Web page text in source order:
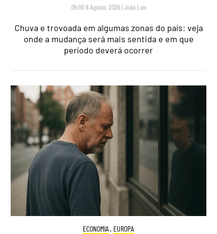
06:00 8 Agosto, 2026 |João Luís
Chuva e trovoada em algumas zonas do país: veja
onde a mudança será mais sentida e em que
período deverá ocorrer
ECONOMIA , EUROPA